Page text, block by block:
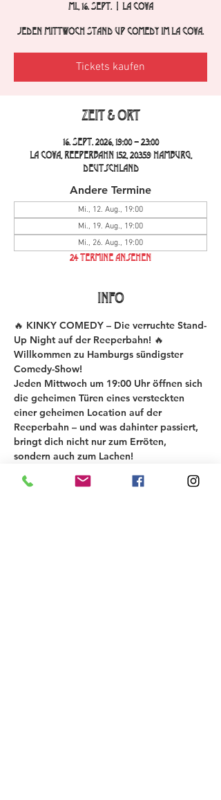
Mi., 16. Sept.
  |
La Cova
Jeden Mittwoch Stand Up Comedy im La Cova.
Tickets kaufen
Zeit & Ort
16. Sept. 2026, 19:00 – 23:00
La Cova, Reeperbahn 152, 20359 Hamburg,
Deutschland
Andere Termine
Mi., 12. Aug., 19:00
Mi., 19. Aug., 19:00
Mi., 26. Aug., 19:00
24 Termine ansehen
INFO
🔥 KINKY COMEDY – Die verruchte Stand-
Up Night auf der Reeperbahn! 🔥
Willkommen zu Hamburgs sündigster
Comedy-Show!
Jeden Mittwoch um 19:00 Uhr öffnen sich
die geheimen Türen eines versteckten
einer geheimen Location auf der
Reeperbahn – und was dahinter passiert,
bringt dich nicht nur zum Erröten,
sondern auch zum Lachen!
Bei der KINKY COMEDY New Material